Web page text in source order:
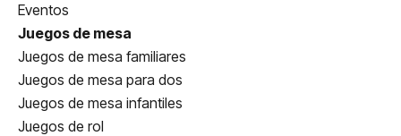
Eventos
Juegos de mesa
Juegos de mesa familiares
Juegos de mesa para dos
Juegos de mesa infantiles
Juegos de rol